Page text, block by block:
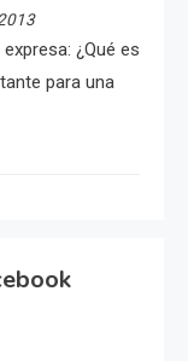
¿Qué es
para una